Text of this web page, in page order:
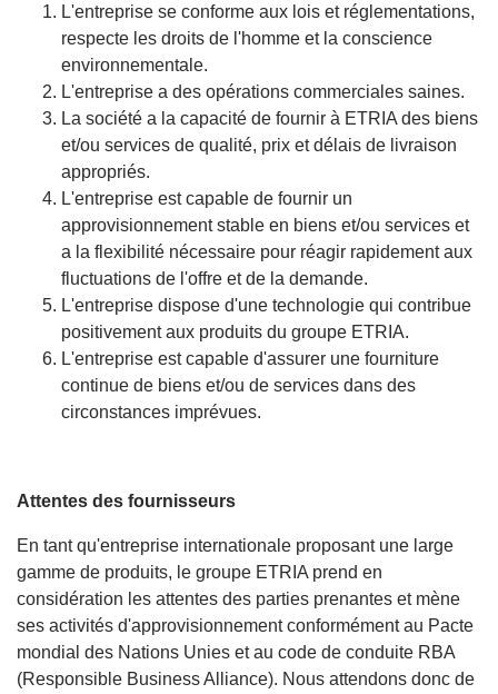
L'entreprise se conforme aux lois et réglementations,
respecte les droits de l'homme et la conscience
environnementale.
L'entreprise a des opérations commerciales saines.
La société a la capacité de fournir à ETRIA des biens
et/ou services de qualité, prix et délais de livraison
appropriés.
L'entreprise est capable de fournir un
approvisionnement stable en biens et/ou services et
a la flexibilité nécessaire pour réagir rapidement aux
fluctuations de l'offre et de la demande.
L'entreprise dispose d'une technologie qui contribue
positivement aux produits du groupe ETRIA.
L'entreprise est capable d'assurer une fourniture
continue de biens et/ou de services dans des
circonstances imprévues.
Attentes des fournisseurs
En tant qu'entreprise internationale proposant une large
gamme de produits, le groupe ETRIA prend en
considération les attentes des parties prenantes et mène
ses activités d'approvisionnement conformément au Pacte
mondial des Nations Unies et au code de conduite RBA
(Responsible Business Alliance). Nous attendons donc de